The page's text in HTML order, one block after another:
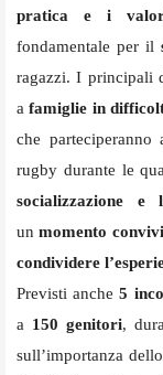
pratica e i
fondamentale per il
ragazzi. I principali
afamiglie in
che parteciperanno
rugby durante le
socializzazione e
unmomento
condividere
Previsti anche5
a 150 genitori,
sull’importanza